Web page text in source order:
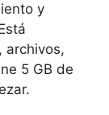
y
archivos,
5 GB de